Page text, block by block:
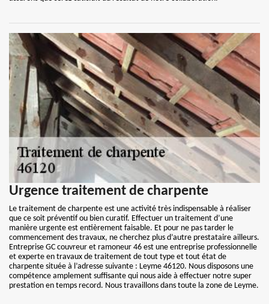
Urgence traitement de charpente
Le traitement de charpente est une activité très indispensable à réaliser
que ce soit préventif ou bien curatif. Effectuer un traitement d’une
manière urgente est entièrement faisable. Et pour ne pas tarder le
commencement des travaux, ne cherchez plus d’autre prestataire ailleurs.
Entreprise GC couvreur et ramoneur 46 est une entreprise professionnelle
et experte en travaux de traitement de tout type et tout état de
charpente située à l’adresse suivante : Leyme 46120. Nous disposons une
compétence amplement suffisante qui nous aide à effectuer notre super
prestation en temps record. Nous travaillons dans toute la zone de Leyme.